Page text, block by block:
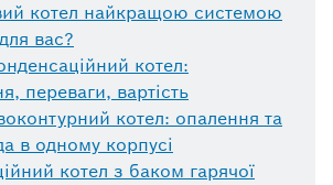
котел найкращою системою
вас?
котел:
переваги, вартість
котел: опалення та
в одному корпусі
котел з баком гарячої